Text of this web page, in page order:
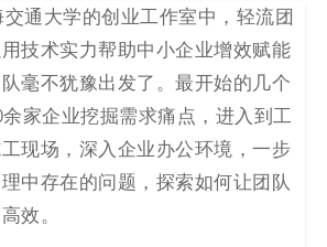
通大学的创业工作室中，轻流团
技术实力帮助中小企业增效赋能
毫不犹豫出发了。最开始的几个
家企业挖掘需求痛点，进入到工
现场，深入企业办公环境，一步
中存在的问题，探索如何让团队
效。